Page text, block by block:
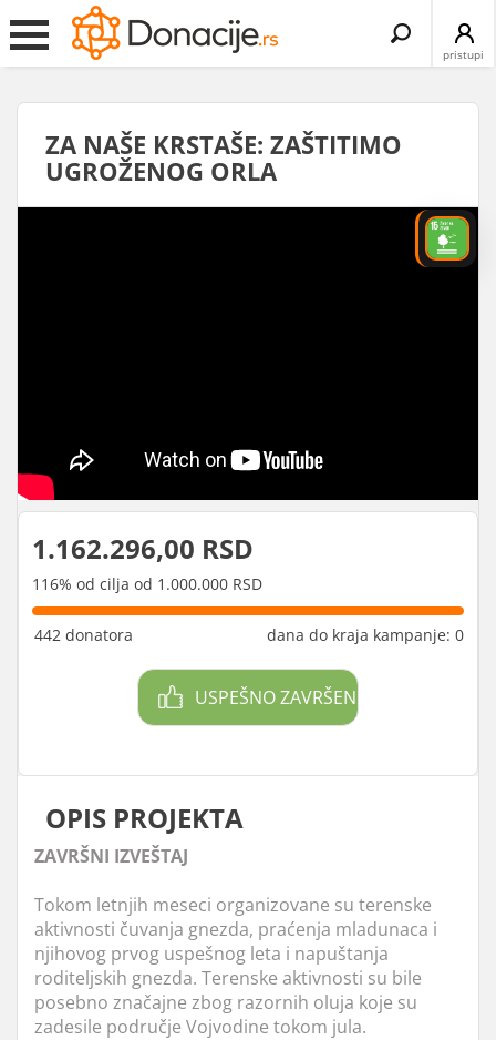
pristupi
Search
ZA NAŠE KRSTAŠE: ZAŠTITIMO
UGROŽENOG ORLA
1.162.296,00 RSD
116% od cilja od 1.000.000 RSD
442 donatora dana do kraja kampanje: 0
USPEŠNO ZAVRŠEN
OPIS PROJEKTA
ZAVRŠNI IZVEŠTAJ
Tokom letnjih meseci organizovane su terenske
aktivnosti čuvanja gnezda, praćenja mladunaca i
njihovog prvog uspešnog leta i napuštanja
roditeljskih gnezda. Terenske aktivnosti su bile
posebno značajne zbog razornih oluja koje su
zadesile područje Vojvodine tokom jula.